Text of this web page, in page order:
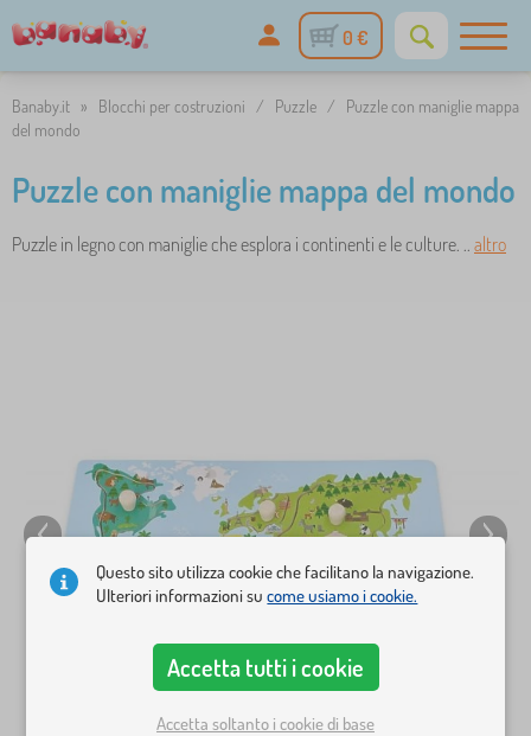
0 €
Banaby.it » Blocchi per costruzioni / Puzzle /
Puzzle con maniglie mappa
del mondo
Puzzle con maniglie mappa del mondo
Puzzle in legno con maniglie che esplora i continenti e le culture. .. altro
Questo sito utilizza cookie che facilitano la navigazione.
Ulteriori informazioni sucome usiamo i cookie.
Accetta tutti i cookie
Accetta soltanto i cookie di base